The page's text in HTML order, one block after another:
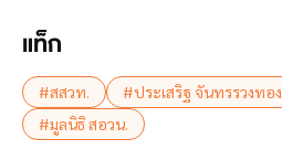
แท็ก
#สสวท. #ประเสริฐ จันทรรวงทอง
#มูลนิธิ สอวน.